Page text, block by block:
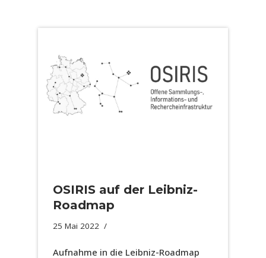
OSIRIS auf der Leibniz-
Roadmap
25 Mai 2022
Aufnahme in die Leibniz-Roadmap